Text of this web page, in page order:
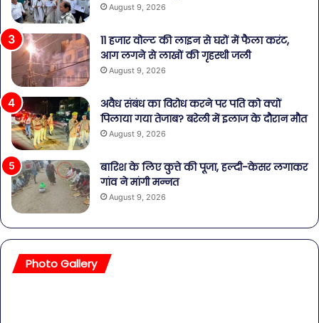
August 9, 2026
11 हजार वोल्ट की लाइन से घरों में फैला करंट,
आग लगने से लाखों की गृहस्थी जली
August 9, 2026
अवैध संबंध का विरोध करने पर पति को क्यों
पिलाया गया तेजाब? बरेली में इलाज के दौरान मौत
August 9, 2026
बारिश के लिए कुत्ते की पूजा, हल्दी-केसर लगाकर
गांव ने मांगी मन्नत
August 9, 2026
Photo Gallery